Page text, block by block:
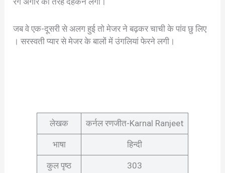
जब वे एक-दूसरी से अलग हुई तो मेजर ने बढ़कर चाची के पांव छु लिए
। सरस्वती प्यार से मेजर के बालों में उंगलियां फेरने लगी।
लेखक कर्नल रणजीत-Karnal Ranjeet
भाषा हिन्दी
कुल पृष्ठ 303